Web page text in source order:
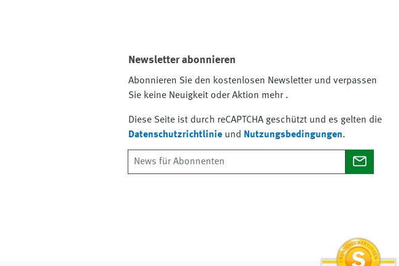
Newsletter abonnieren
Abonnieren Sie den kostenlosen Newsletter und verpassen
Sie keine Neuigkeit oder Aktion mehr .
Diese Seite ist durch reCAPTCHA geschützt und es gelten die
Datenschutzrichtlinieund Nutzungsbedingungen.